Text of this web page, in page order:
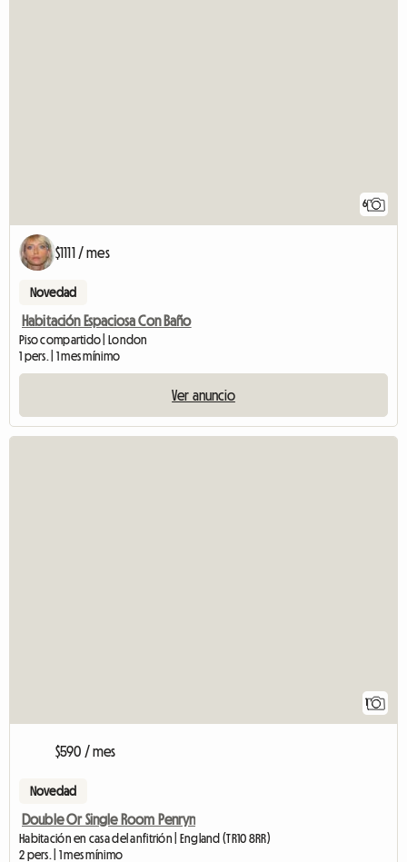
6
$1111 / mes
Novedad
Habitación Espaciosa Con Baño
Piso compartido | London
1 pers. | 1 mes mínimo
Ver anuncio
1
$590 / mes
Novedad
Double Or Single Room Penryn
Habitación en casa del anfitrión | England (TR10 8RR)
2 pers. | 1 mes mínimo